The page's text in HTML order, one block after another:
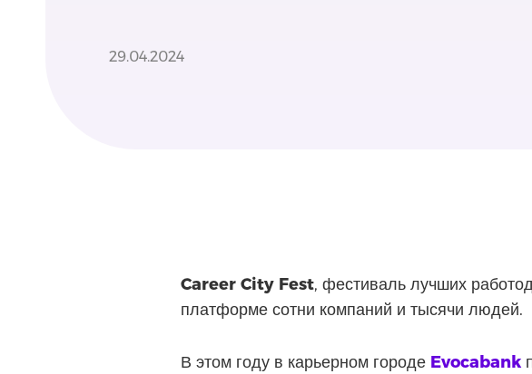
29.04.2024
Career City Fest, фестиваль лучших
платформе сотни компаний и тысячи людей.
В этом году в карьерном городе Evocabank